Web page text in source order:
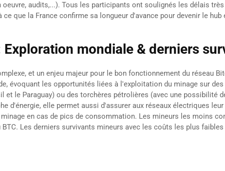
oeuvre, audits,...). Tous les participants ont soulignés les délais
que la France confirme sa longueur d'avance pour devenir le hub
mondiale & derniers
et un enjeu majeur pour le bon fonctionnement du réseau
évoquant les opportunités liées à l'exploitation du minage sur
et le Paraguay) ou des torchères pétrolières (avec une
d'énergie, elle permet aussi d'assurer aux réseaux électriques
en cas de pics de consommation. Les mineurs les moins
Les derniers survivants mineurs avec les coûts les plus